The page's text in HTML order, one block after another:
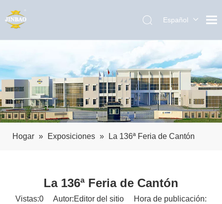
Español
Pусский
Hogar » Exposiciones » La 136ª Feria de Cantón
La 136ª Feria de Cantón
Vistas:0 Autor:Editor del sitio Hora de publicación: